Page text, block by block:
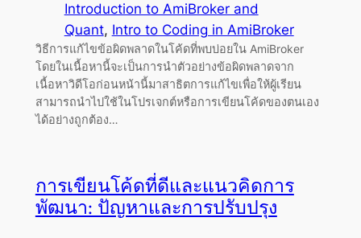
Introduction to AmiBroker and
Quant, Intro to Coding in AmiBroker
วิธีการแก้ไขข้อผิดพลาดในโค้ดที่พบบ่อยใน AmiBroker
โดยในเนื้อหานี้จะเป็นการนำตัวอย่างข้อผิดพลาดจาก
เนื้อหาวิดีโอก่อนหน้านี้มาสาธิตการแก้ไขเพื่อให้ผู้เรียน
สามารถนำไปใช้ในโปรเจกต์หรือการเขียนโค้ดของตนเอง
ได้อย่างถูกต้อง…
การเขียนโค้ดที่ดีและแนวคิดการ
พัฒนา: ปัญหาและการปรับปรุง